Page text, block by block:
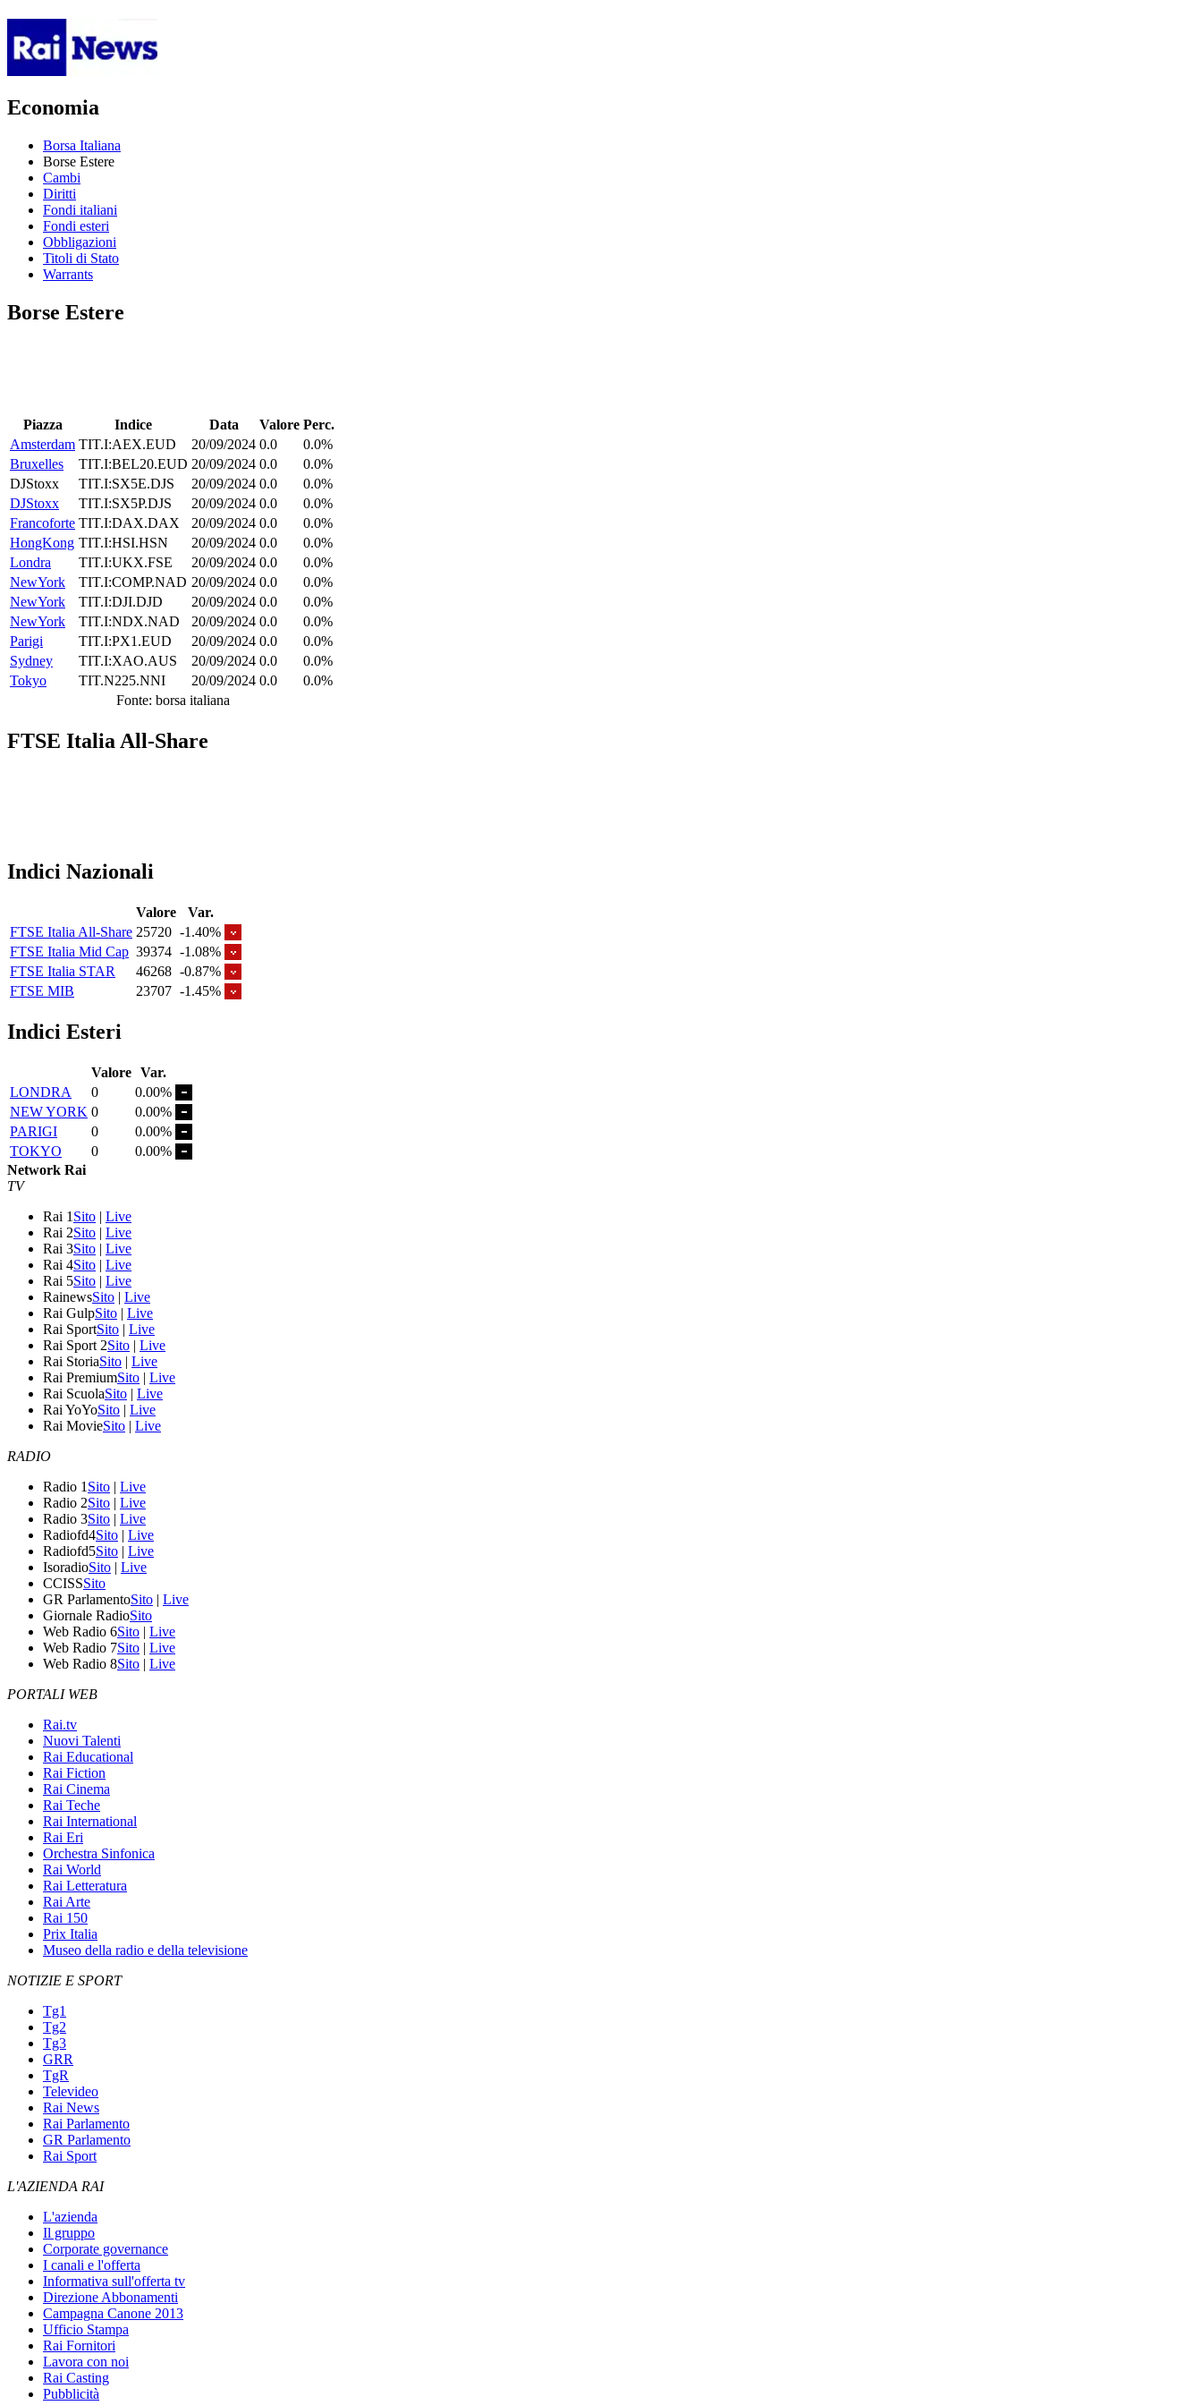
Economia
Borsa Italiana
Borse Estere
Cambi
Diritti
Fondi italiani
Fondi esteri
Obbligazioni
Titoli di Stato
Warrants
Borse Estere
Piazza Indice Data Valore Perc.
Amsterdam TIT.I:AEX.EUD 20/09/2024 0.0
0.0%
Bruxelles
TIT.I:BEL20.EUD 20/09/2024 0.0
0.0%
DJStoxx
TIT.I:SX5E.DJS 20/09/2024 0.0
0.0%
DJStoxx
TIT.I:SX5P.DJS 20/09/2024 0.0
0.0%
Francoforte TIT.I:DAX.DAX 20/09/2024 0.0
0.0%
HongKong TIT.I:HSI.HSN 20/09/2024 0.0
0.0%
Londra
TIT.I:UKX.FSE 20/09/2024 0.0
0.0%
NewYork
TIT.I:COMP.NAD 20/09/2024 0.0
0.0%
NewYork
TIT.I:DJI.DJD 20/09/2024 0.0
0.0%
NewYork
TIT.I:NDX.NAD 20/09/2024 0.0
0.0%
Parigi
TIT.I:PX1.EUD 20/09/2024 0.0
0.0%
Sydney
TIT.I:XAO.AUS 20/09/2024 0.0
0.0%
Tokyo
TIT.N225.NNI 20/09/2024 0.0
0.0%
Fonte: borsa italiana
FTSE Italia All-Share
Indici Nazionali
Valore
Var.
FTSE Italia All-Share 25720 -1.40%
FTSE Italia Mid Cap 39374 -1.08%
FTSE Italia STAR
46268 -0.87%
FTSE MIB
23707 -1.45%
Indici Esteri
Valore Var.
LONDRA
0
0.00%
NEW YORK 0
0.00%
PARIGI
0
0.00%
TOKYO
0
0.00%
Network Rai
TV
Rai 1 Sito | Live
Rai 2Sito | Live
Rai 3Sito | Live
Rai 4Sito | Live
Rai 5Sito | Live
RainewsSito | Live
Rai GulpSito | Live
Rai SportSito | Live
Rai Sport 2Sito | Live
Rai StoriaSito | Live
Rai PremiumSito | Live
Rai ScuolaSito | Live
Rai YoYoSito | Live
Rai MovieSito | Live
RADIO
Radio 1 Sito | Live
Radio 2Sito | Live
Radio 3Sito | Live
Radiofd4Sito | Live
Radiofd5Sito | Live
IsoradioSito | Live
CCISSSito
GR ParlamentoSito | Live
Giornale RadioSito
Web Radio 6Sito | Live
Web Radio 7Sito | Live
Web Radio 8Sito | Live
PORTALI WEB
Rai.tv
Nuovi Talenti
Rai Educational
Rai Fiction
Rai Cinema
Rai Teche
Rai International
Rai Eri
Orchestra Sinfonica
Rai World
Rai Letteratura
Rai Arte
Rai 150
Prix Italia
Museo della radio e della televisione
NOTIZIE E SPORT
Tg1
Tg2
Tg3
GRR
TgR
Televideo
Rai News
Rai Parlamento
GR Parlamento
Rai Sport
L'AZIENDA RAI
L'azienda
Il gruppo
Corporate governance
I canali e l'offerta
Informativa sull'offerta tv
Direzione Abbonamenti
Campagna Canone 2013
Ufficio Stampa
Rai Fornitori
Lavora con noi
Rai Casting
Pubblicità